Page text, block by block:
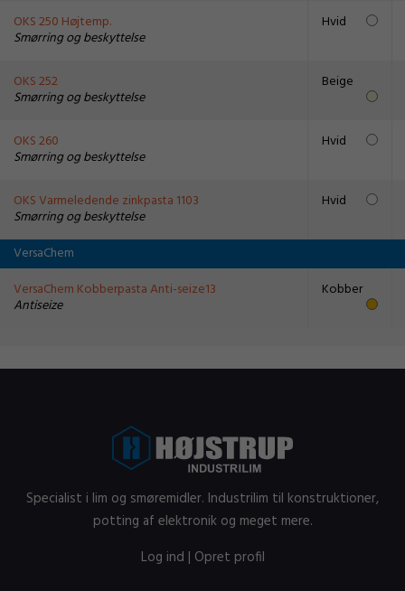
OKS 250 Højtemp.
Smørring og beskyttelse
Hvid
OKS 252
Smørring og beskyttelse
Beige
OKS 260
Smørring og beskyttelse
Hvid
OKS Varmeledende zinkpasta 1103
Smørring og beskyttelse
Hvid
VersaChem
VersaChem Kobberpasta Anti-seize13
Antiseize
Kobber
Specialist i lim og smøremidler. Industrilim til konstruktioner,
potting af elektronik og meget mere.
Log ind | Opret profil